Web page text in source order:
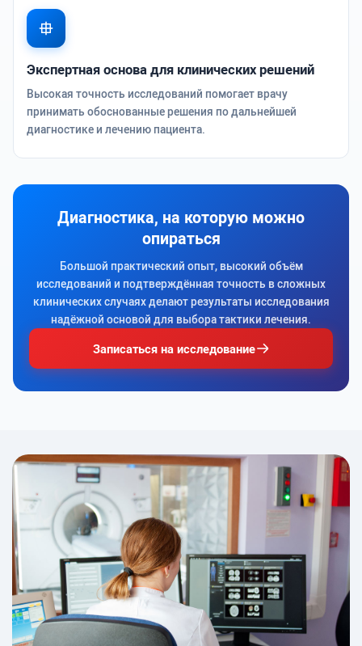
Экспертная основа для клинических решений
Высокая точность исследований помогает врачу
принимать обоснованные решения по дальнейшей
диагностике и лечению пациента.
Диагностика, на которую можно
опираться
Большой практический опыт, высокий объём
исследований и подтверждённая точность в сложных
клинических случаях делают результаты исследования
надёжной основой для выбора тактики лечения.
Записаться на исследование